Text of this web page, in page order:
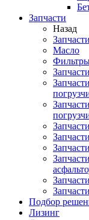
Запчасти
Назад
Запчасти
Масло
Подбор
Лизинг